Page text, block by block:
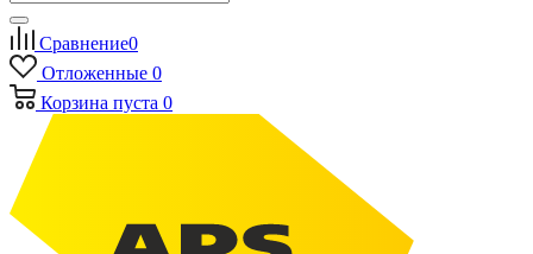
Сравнение0
Отложенные 0
Корзина пуста 0